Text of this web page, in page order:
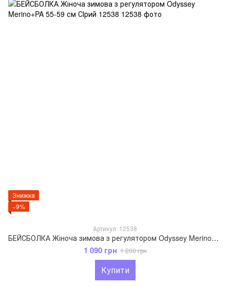
Знижка
−9%
Артикул: 12538
БЕЙСБОЛКА Жіноча зимова з регулятором Odyssey Merino+PA 55-59 см СІрий 12538
1 090 грн 1 200 грн
Купити